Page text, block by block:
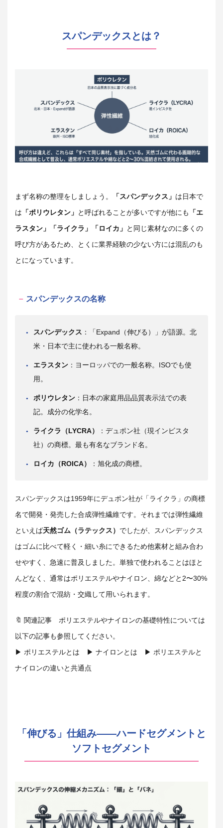
スパンデックスとは？
まず名称の整理をしましょう。 「スパンデックス」 は日本で
は 「ポリウレタン」 と呼ばれることが多いですが他にも
「エ
ラスタン」「ライクラ」「ロイカ」 と同じ素材なのに多くの
呼び方があるため、とくに業界経験の少ない方には混乱のも
とになっています。
スパンデックスの名称
スパンデックス ：「Expand（伸びる）」が語源。北
米・日本で主に使われる一般名称。
エラスタン ：ヨーロッパでの一般名称。ISOでも使
用。
ポリウレタン ：日本の家庭用品品質表示法での表
記。成分の化学名。
ライクラ（LYCRA）
：デュポン社（現インビスタ
社）の商標。最も有名なブランド名。
ロイカ（ROICA） ：旭化成の商標。
スパンデックスは1959年にデュポン社が「ライクラ」の商標
名で開発・発売した合成弾性繊維です。それまでは弾性繊維
といえば天然ゴム（ラテックス） でしたが、スパンデックス
はゴムに比べて軽く・細い糸にできるため他素材と組み合わ
せやすく、急速に普及しました。単独で使われることはほと
んどなく、通常はポリエステルやナイロン、綿などと2〜30%
程度の割合で混紡・交織して用いられます。
🔖 関連記事 ポリエステルやナイロンの基礎特性については
以下の記事も参照してください。
▶ ポリエステルとは ▶ ナイロンとは ▶ ポリエステルと
ナイロンの違いと共通点
「伸びる」仕組み――ハードセグメントと
ソフトセグメント